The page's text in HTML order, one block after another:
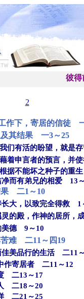
彼得
2
作下，寄居的信徒
及其结果 一3～25
们有活的盼望，就是
着申言者的预言，并
据不能坏之种子的重
净而有弟兄的相爱 13
果 二1～10
长大，以致完全得救 1
灵的殿，作神的居所，
美德 9～10
难 二11～四19
佳美品行的生活 二11
作寄居者 二11～12
二13～17
二18～20
二21～25